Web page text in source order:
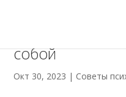
2 лучшие
собой
Окт 30, 2023 | Советы